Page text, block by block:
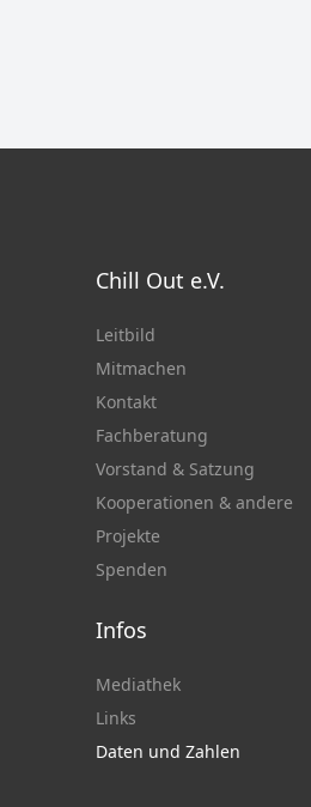
Chill Out e.V.
Leitbild
Mitmachen
Kontakt
Fachberatung
Vorstand & Satzung
Kooperationen & andere
Projekte
Spenden
Infos
Mediathek
Links
Daten und Zahlen